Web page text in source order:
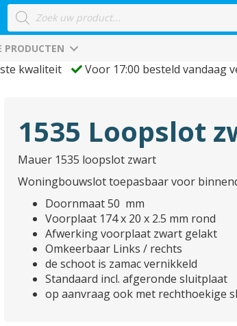
Producten
zoeken
PRODUCTEN
kwaliteit Voor 17:00 besteld vandaag
1535 Loopslot
Mauer 1535 loopslot zwart
Woningbouwslot toepasbaar voor
Doornmaat 50 mm
Voorplaat 174 x 20 x 2.5 mm rond
Afwerking voorplaat zwart gelakt
Omkeerbaar Links / rechts
de schoot is zamac vernikkeld
Standaard incl. afgeronde sluitplaat
op aanvraag ook met rechthoekige